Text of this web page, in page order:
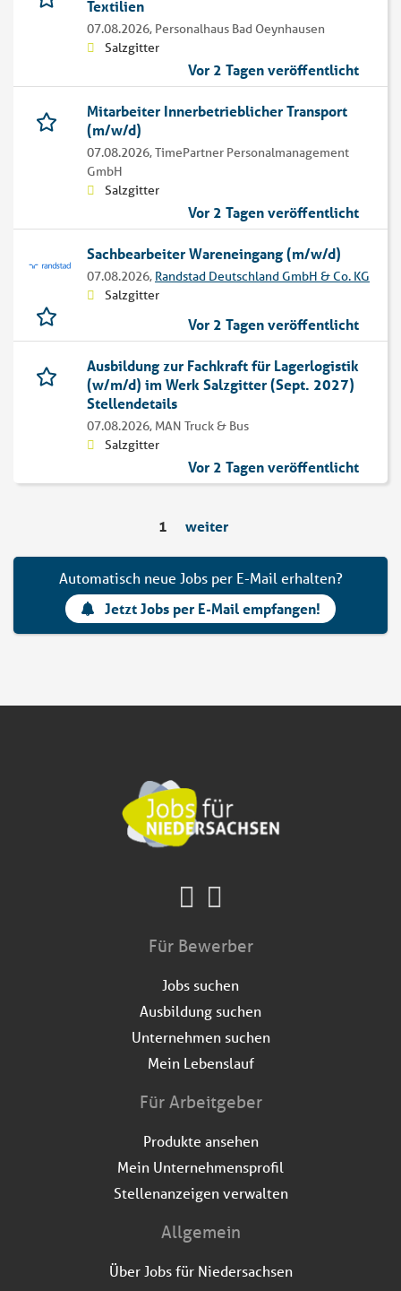
Textilien
07.08.2026, Personalhaus Bad Oeynhausen
Salzgitter
Vor 2 Tagen veröffentlicht
Mitarbeiter Innerbetrieblicher Transport
(m/w/d)
07.08.2026,TimePartner Personalmanagement
GmbH
Salzgitter
Vor 2 Tagen veröffentlicht
Sachbearbeiter Wareneingang (m/w/d)
07.08.2026, Randstad Deutschland GmbH & Co. KG
Salzgitter
Vor 2 Tagen veröffentlicht
Ausbildung zur Fachkraft für Lagerlogistik
(w/m/d) im Werk Salzgitter (Sept. 2027)
Stellendetails
07.08.2026, MAN Truck & Bus
Salzgitter
Vor 2 Tagen veröffentlicht
1 weiter
Automatisch neue Jobs per E-Mail erhalten?
Jetzt Jobs per E-Mail empfangen!
Für Bewerber
Jobs suchen
Ausbildung suchen
Unternehmen suchen
Mein Lebenslauf
Für Arbeitgeber
Produkte ansehen
Mein Unternehmensprofil
Stellenanzeigen verwalten
Allgemein
Über Jobs für Niedersachsen